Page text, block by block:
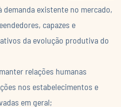
demanda existente no mercado,
capazes e
da evolução produtiva do
relações humanas
nos estabelecimentos e
em geral;